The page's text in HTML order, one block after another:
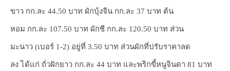
ขาว กก.ละ 44.50 บาท ผักบุ้งจีน กก.ละ 37 บาท ต้น
หอม กก.ละ 107.50 บาท ผักชี กก.ละ 120.50 บาท ส่วน
มะนาว (เบอร์ 1-2) อยู่ที่ 3.50 บาท ส่วนผักที่ปรับราคาลด
ลง ได้แก่ ถั่วฝักยาว กก.ละ 44 บาท และพริกขี้หนูจินดา 81 บาท